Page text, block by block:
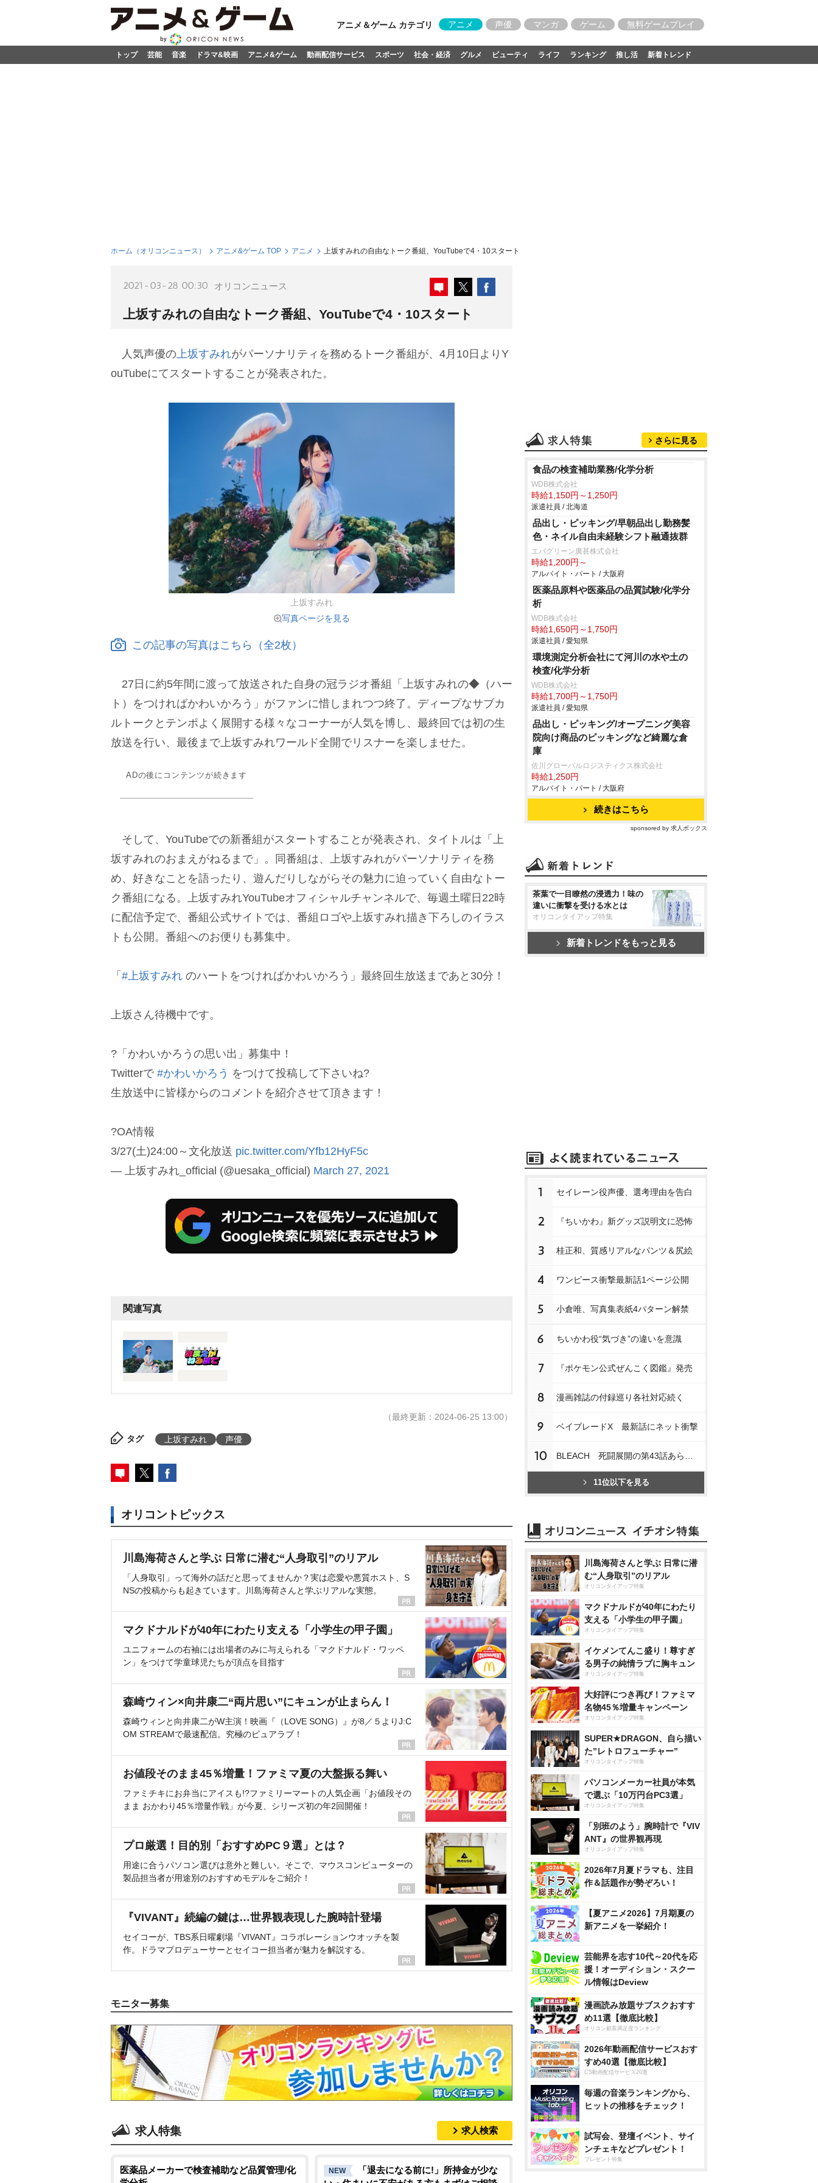
アニメ＆ゲーム カテゴリ アニメ 声優 マンガ ゲーム 無料ゲームプレイ
トップ 芸能 音楽 ドラマ&映画 アニメ&ゲーム 動画配信サービス スポーツ 社会・経済 グルメ ビューティ ライフ ランキング 推し活 新着トレンド
ホーム（オリコンニュース） アニメ&ゲーム TOP アニメ 上坂すみれの自由なトーク番組、YouTubeで4・10スタート
2021-03-28 00:30 オリコンニュース
上坂すみれの自由なトーク番組、YouTubeで4・10スタート
人気声優の上坂すみれがパーソナリティを務めるトーク番組が、4月10日よりY
ouTubeにてスタートすることが発表された。
上坂すみれ
写真ページを見る
この記事の写真はこちら（全2枚）
27日に約5年間に渡って放送された自身の冠ラジオ番組「上坂すみれの◆（ハー
ト）をつければかわいかろう」がファンに惜しまれつつ終了。ディープなサブカ
ルトークとテンポよく展開する様々なコーナーが人気を博し、最終回では初の生
放送を行い、最後まで上坂すみれワールド全開でリスナーを楽しませた。
ADの後にコンテンツが続きます
そして、YouTubeでの新番組がスタートすることが発表され、タイトルは「上
坂すみれのおまえがねるまで」。同番組は、上坂すみれがパーソナリティを務
め、好きなことを語ったり、遊んだりしながらその魅力に迫っていく自由なトー
ク番組になる。上坂すみれYouTubeオフィシャルチャンネルで、毎週土曜日22時
に配信予定で、番組公式サイトでは、番組ロゴや上坂すみれ描き下ろしのイラス
トも公開。番組へのお便りも募集中。
「 #上坂すみれ のハートをつければかわいかろう」最終回生放送まであと30分！
上坂さん待機中です。
?「かわいかろうの思い出」募集中！
Twitterで #かわいかろう をつけて投稿して下さいね?
生放送中に皆様からのコメントを紹介させて頂きます！
?OA情報
3/27(土)24:00～文化放送 pic.twitter.com/Yfb12HyF5c
— 上坂すみれ_official (@uesaka_official) March 27, 2021
関連写真
（最終更新：2024-06-25 13:00）
タグ 上坂すみれ 声優
オリコントピックス
川島海荷さんと学ぶ 日常に潜む“人身取引”のリアル
「人身取引」って海外の話だと思ってませんか？実は恋愛や悪質ホスト、S
NSの投稿からも起きています。川島海荷さんと学ぶリアルな実態。
マクドナルドが40年にわたり支える「小学生の甲子園」
ユニフォームの右袖には出場者のみに与えられる「マクドナルド・ワッペ
ン」をつけて学童球児たちが頂点を目指す
森崎ウィン×向井康二“両片思い”にキュンが止まらん！
森崎ウィンと向井康二がW主演！映画『（LOVE SONG）』が8／５よりJ:C
OM STREAMで最速配信。究極のピュアラブ！
お値段そのまま45％増量！ファミマ夏の大盤振る舞い
ファミチキにお弁当にアイスも!?ファミリーマートの人気企画「お値段その
まま おかわり45％増量作戦」が今夏、シリーズ初の年2回開催！
プロ厳選！目的別「おすすめPC９選」とは？
用途に合うパソコン選びは意外と難しい。そこで、マウスコンピューターの
製品担当者が用途別のおすすめモデルをご紹介！
『VIVANT』続編の鍵は…世界観表現した腕時計登場
セイコーが、TBS系日曜劇場『VIVANT』コラボレーションウオッチを製
作。ドラマプロデューサーとセイコー担当者が魅力を解説する。
モニター募集
求人特集 求人検索
医薬品メーカーで検査補助など品質管理/化
NEW
「退去になる前に!」所持金が少な
さらに見る
食品の検査補助業務/化学分析
WDB株式会社
時給1,150円～1,250円
派遣社員 / 北海道
品出し・ピッキング/早朝品出し勤務髪
色・ネイル自由未経験シフト融通抜群
エバグリーン廣甚株式会社
時給1,200円～
アルバイト・パート / 大阪府
医薬品原料や医薬品の品質試験/化学分
析
WDB株式会社
時給1,650円～1,750円
派遣社員 / 愛知県
環境測定分析会社にて河川の水や土の
検査/化学分析
WDB株式会社
時給1,700円～1,750円
派遣社員 / 愛知県
品出し・ピッキング/オープニング美容
院向け商品のピッキングなど綺麗な倉
庫
佐川グローバルロジスティクス株式会社
時給1,250円
アルバイト・パート / 大阪府
続きはこちら
sponsored by 求人ボックス
茶葉で一目瞭然の浸透力！味の
違いに衝撃を受ける水とは
オリコンタイアップ特集
新着トレンドをもっと見る
1 セイレーン役声優、選考理由を告白
2 『ちいかわ』新グッズ説明文に恐怖
3 桂正和、質感リアルなパンツ＆尻絵
4 ワンピース衝撃最新話1ページ公開
5 小倉唯、写真集表紙4パターン解禁
6 ちいかわ役“気づき”の違いを意識
7 『ポケモン公式ぜんこく図鑑』発売
8 漫画雑誌の付録巡り各社対応続く
9 ベイブレードX 最新話にネット衝撃
10
11位以下を見る
川島海荷さんと学ぶ 日常に潜
む“人身取引”のリアル
オリコンタイアップ特集
マクドナルドが40年にわたり
支える「小学生の甲子園」
オリコンタイアップ特集
イケメンてんこ盛り！尊すぎ
る男子の純情ラブに胸キュン
オリコンタイアップ特集
大好評につき再び！ファミマ
名物45％増量キャンペーン
オリコンタイアップ特集
SUPER★DRAGON、自ら描い
た”レトロフューチャー”
オリコンタイアップ特集
パソコンメーカー社員が本気
で選ぶ「10万円台PC3選」
オリコンタイアップ特集
「別班のよう」腕時計で『VIV
ANT』の世界観再現
オリコンタイアップ特集
2026年7月夏ドラマも、注目
作＆話題作が勢ぞろい！
【夏アニメ2026】7月期夏の
新アニメを一挙紹介！
芸能界を志す10代～20代を応
援！オーディション・スクー
ル情報はDeview
漫画読み放題サブスクおすす
め11選【徹底比較】
オリコン顧客満足度ランキング
2026年動画配信サービスおす
すめ40選【徹底比較】
CS動画配信サービス20選
毎週の音楽ランキングから、
ヒットの推移をチェック！
試写会、登壇イベント、サイ
ンチェキなどプレゼント！
プレゼント特集